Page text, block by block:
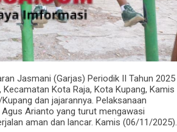
Jasmani (Garjas) Periodik II Tahun 2025
Kota Raja, Kota Kupang, Kamis
dan jajarannya. Pelaksanaan
Arianto yang turut mengawasi
aman dan lancar. Kamis (06/11/2025).